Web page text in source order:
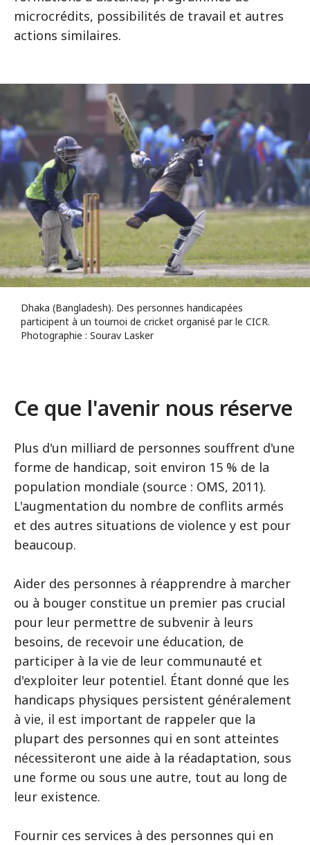
microcrédits, possibilités de travail et autres
actions similaires.
Dhaka (Bangladesh). Des personnes handicapées
participent à un tournoi de cricket organisé par le CICR.
Photographie : Sourav Lasker
Ce que l'avenir nous réserve
Plus d'un milliard de personnes souffrent d'une
forme de handicap, soit environ 15 % de la
population mondiale (source : OMS, 2011).
L'augmentation du nombre de conflits armés
et des autres situations de violence y est pour
beaucoup.
Aider des personnes à réapprendre à marcher
ou à bouger constitue un premier pas crucial
pour leur permettre de subvenir à leurs
besoins, de recevoir une éducation, de
participer à la vie de leur communauté et
d'exploiter leur potentiel. Étant donné que les
handicaps physiques persistent généralement
à vie, il est important de rappeler que la
plupart des personnes qui en sont atteintes
nécessiteront une aide à la réadaptation, sous
une forme ou sous une autre, tout au long de
leur existence.
Fournir ces services à des personnes qui en